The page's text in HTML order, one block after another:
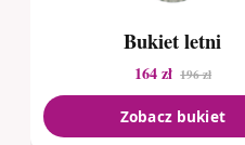
Bukiet letni
164 zł 196 zł
Zobacz bukiet